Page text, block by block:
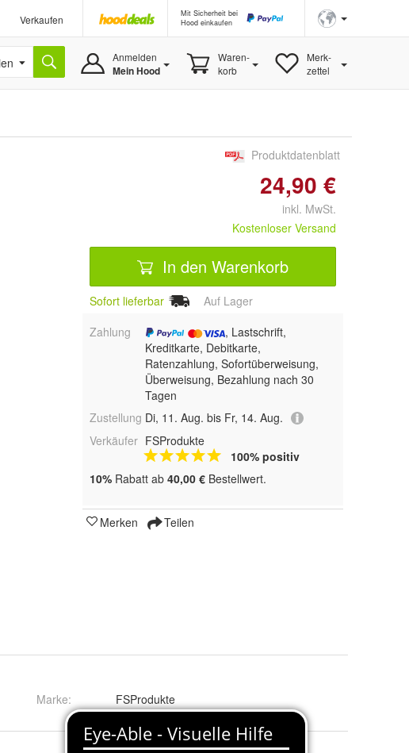
Verkaufen
Mit Sicherheit bei
Hood einkaufen
Anmelden
Mein Hood
Waren-
korb
Merk-
zettel
Produktdatenblatt
24,90 €
inkl. MwSt.
Kostenloser Versand
In den Warenkorb
Sofort lieferbar
Auf Lager
Zahlung
, Lastschrift,
Kreditkarte, Debitkarte,
Ratenzahlung, Sofortüberweisung,
Überweisung, Bezahlung nach 30
Tagen
Zustellung Di, 11. Aug. bis Fr, 14. Aug.
Verkäufer FSProdukte
100% positiv
10% Rabatt ab 40,00 € Bestellwert.
Merken Teilen
Marke: FSProdukte